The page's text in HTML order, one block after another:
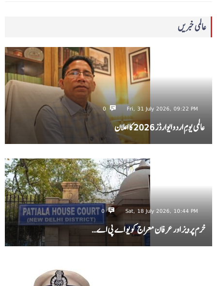
عالمی خبریں
Fri, 31 July 2026, 09:22 PM
0
عالمی یومِ اردو ایوارڈز 2026 کا اعلان
Sat, 18 July 2026, 10:44 PM
0
خرم پرویز اور عرفان معراج کو یو اے پی اے…